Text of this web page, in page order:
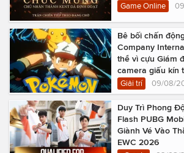
Game Online
Bê bối chấn
Company
thể vì cựu Giám
camera giấu kín
Giải trí 09/08/
Duy Trì Phong
Flash PUBG
Giành Vé Vào
EWC 2026